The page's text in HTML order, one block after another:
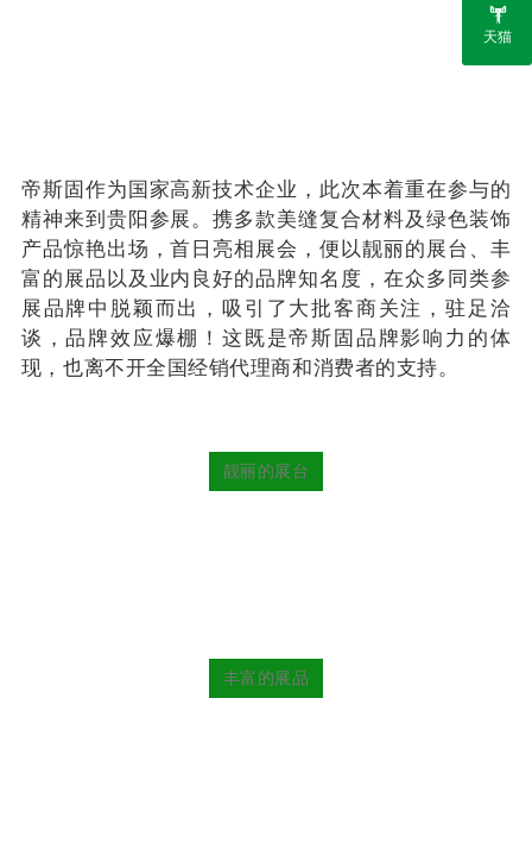
帝斯固作为国家高新技术企业，此次本着重在参与的
精神来到贵阳参展。携多款美缝复合材料及绿色装饰
产品惊艳出场，首日亮相展会，便以靓丽的展台、丰
富的展品以及业内良好的品牌知名度，在众多同类参
展品牌中脱颖而出，吸引了大批客商关注，驻足洽
谈，品牌效应爆棚！这既是帝斯固品牌影响力的体
现，也离不开全国经销代理商和消费者的支持。
靓丽的展台
丰富的展品
天猫